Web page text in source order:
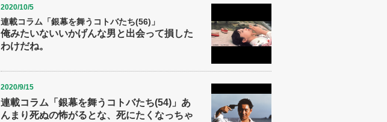
2020/10/5
連載コラム「銀幕を舞うコトバたち(56)」
俺みたいないいかげんな男と出会って損した
わけだね。
2020/9/15
連載コラム「銀幕を舞うコトバたち(54)」あ
んまり死ぬの怖がるとな、死にたくなっちゃ